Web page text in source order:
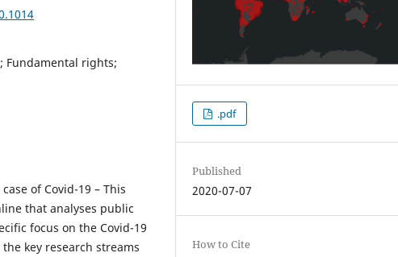
Fundamental rights;
of Covid-19 – This
that analyses public
focus on the Covid-19
key research streams
.pdf
Published
2020-07-07
How to Cite